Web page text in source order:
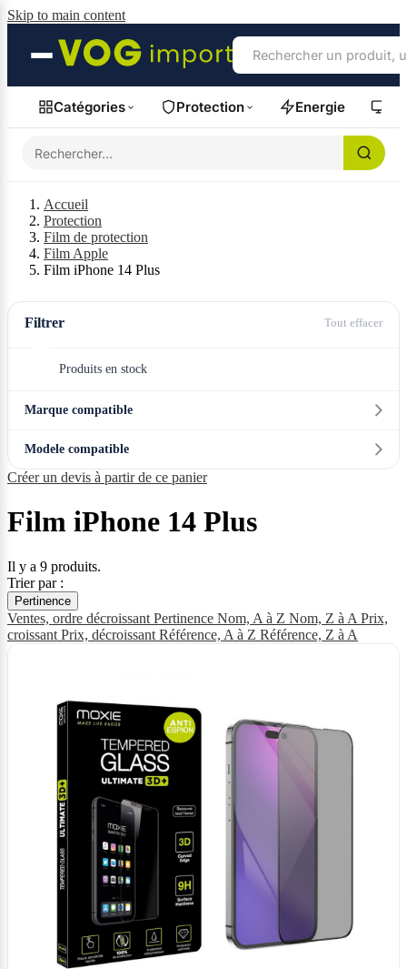
Skip to main content
Catégories Protection Energie
Accueil
Protection
Film de protection
Film Apple
Film iPhone 14 Plus
Filtrer Tout effacer
Produits en stock
Marque compatible
Modele compatible
Créer un devis à partir de ce panier
Film iPhone 14 Plus
Il y a 9 produits.
Trier par :
Pertinence
Ventes, ordre décroissant Pertinence Nom, A à Z Nom, Z à A Prix,
croissant Prix, décroissant Référence, A à Z Référence, Z à A